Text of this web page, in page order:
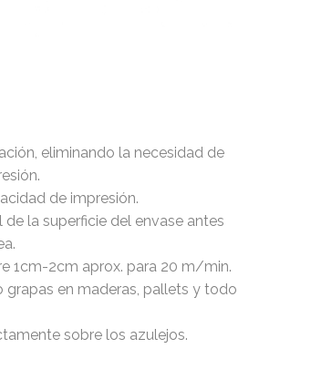
eliminando la necesidad de
de impresión​.
la superficie del envase antes
1cm-2cm aprox. para 20 m/min.
grapas en maderas, pallets ​y todo
sobre los azulejos.